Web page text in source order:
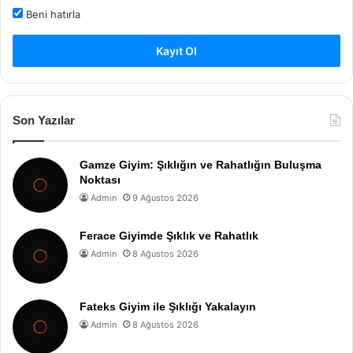
Beni hatırla
Kayıt Ol
Son Yazılar
Gamze Giyim: Şıklığın ve Rahatlığın Buluşma
Noktası
Admin 9 Ağustos 2026
Ferace Giyimde Şıklık ve Rahatlık
Admin 8 Ağustos 2026
Fateks Giyim ile Şıklığı Yakalayın
Admin 8 Ağustos 2026